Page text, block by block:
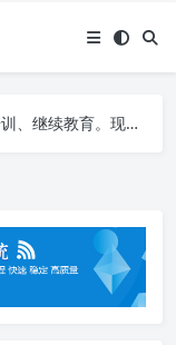
论文
接入代刷代考项目3000+
接入代刷代考项目3000+